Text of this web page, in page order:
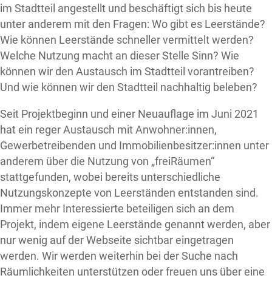
im Stadtteil angestellt und beschäftigt sich bis heute
unter anderem mit den Fragen: Wo gibt es Leerstände?
Wie können Leerstände schneller vermittelt werden?
Welche Nutzung macht an dieser Stelle Sinn? Wie
können wir den Austausch im Stadtteil vorantreiben?
Und wie können wir den Stadtteil nachhaltig beleben?
Seit Projektbeginn und einer Neuauflage im Juni 2021
hat ein reger Austausch mit Anwohner:innen,
Gewerbetreibenden und Immobilienbesitzer:innen unter
anderem über die Nutzung von „freiRäumen“
stattgefunden, wobei bereits unterschiedliche
Nutzungskonzepte von Leerständen entstanden sind.
Immer mehr Interessierte beteiligen sich an dem
Projekt, indem eigene Leerstände genannt werden, aber
nur wenig auf der Webseite sichtbar eingetragen
werden. Wir werden weiterhin bei der Suche nach
Räumlichkeiten unterstützen oder freuen uns über eine